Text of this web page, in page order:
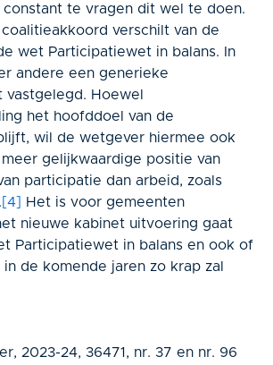
constant te vragen dit wel te doen.
verschilt van de
wet Participatiewet in balans. In
andere een generieke
Hoewel
het hoofddoel van de
wil de wetgever hiermee ook
gelijkwaardige positie van
participatie dan arbeid, zoals
[4]
Het is voor gemeenten
nieuwe kabinet uitvoering gaat
Participatiewet in balans en ook of
de komende jaren zo krap zal
2023-24, 36471, nr. 37 en nr. 96